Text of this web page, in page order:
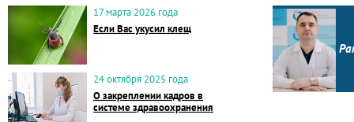
17 марта 2026 года
Если Вас укусил клещ
24 октября 2025 года
О закреплении кадров в
системе здравоохранения